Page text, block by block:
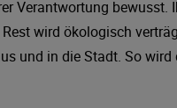
Verantwortung
wird ökologisch
und in die Stadt. So